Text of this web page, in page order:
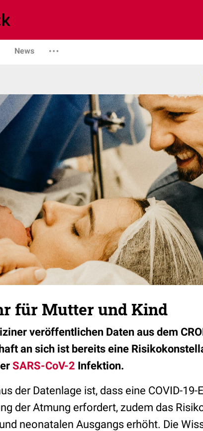
News
für Mutter und Kind
veröffentlichen Daten aus dem
an sich ist bereits eine
SARS-CoV-2 Infektion.
der Datenlage ist, dass eine COVID-19-
der Atmung erfordert, zudem das
neonatalen Ausgangs erhöht. Die